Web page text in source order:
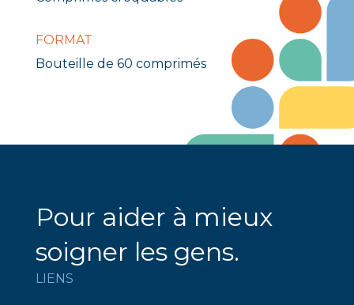
FORMAT
Bouteille de 60 comprimés
Pour aider à mieux
soigner les gens.
LIENS